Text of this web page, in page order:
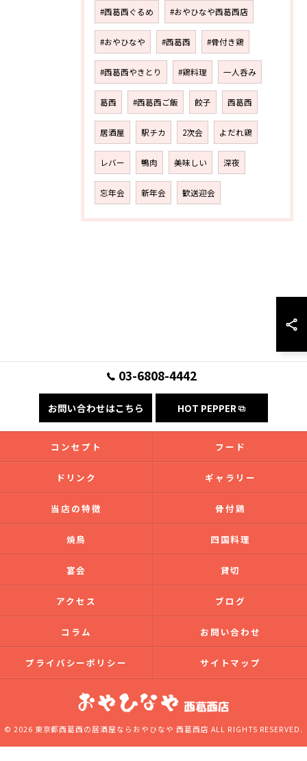
#西葛西ぐるめ #おやひなや西葛西店
#おやひなや #西葛西 #骨付き鶏
#西葛西やきとり #鶏料理 一人呑み
葛西 #西葛西ご飯 餃子 西葛西
居酒屋 駅チカ 2次会 よだれ鶏
レバー 鴨肉 美味しい 深夜
忘年会 新年会 歓送迎会
03-6808-4442
お問い合わせはこちら HOT PEPPER
コンセプト フード
ドリンク ギャラリー
当店の特徴 骨付鶏
焼鳥 四国料理
宴会 貸切
アクセス ブログ
コラム お問い合わせ
プライバシーポリシー サイトマップ
© 2026 東京都西葛西の居酒屋ならおやひなや 西葛西店 ALL RIGHTS RESERVED.